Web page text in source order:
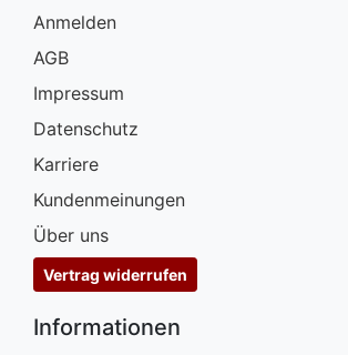
Anmelden
AGB
Impressum
Datenschutz
Karriere
Kundenmeinungen
Über uns
Vertrag widerrufen
Informationen